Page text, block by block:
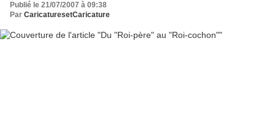
Publié le 21/07/2007 à 09:38
Par CaricaturesetCaricature